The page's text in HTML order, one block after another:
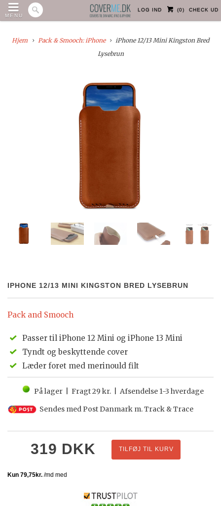
MENU
LOG IND (0) CHECK UD
Hjem Pack & Smooch: iPhone
iPhone 12/13 Mini Kingston Bred
Lysebrun
IPHONE 12/13 MINI KINGSTON BRED LYSEBRUN
Pack and Smooch
Passer til iPhone 12 Mini og iPhone 13 Mini
Tyndt og beskyttende cover
Læder foret med merinould filt
På lager | Fragt 29 kr. | Afsendelse 1-3 hverdage
Sendes med Post Danmark m. Track & Trace
319 DKK TILFØJ TIL KURV